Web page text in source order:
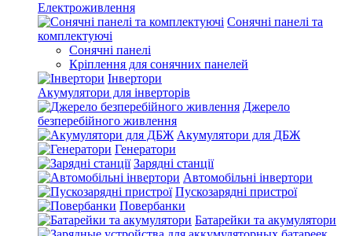
Електроживлення
Сонячні панелі та
комплектуючі
Сонячні панелі
Кріплення для сонячних панелей
Інвертори
Акумулятори для інверторів
Джерело
безперебійного живлення
Акумулятори для ДБЖ
Генератори
Зарядні станції
Автомобільні інвертори
Пускозарядні пристрої
Повербанки
Батарейки та акумулятори